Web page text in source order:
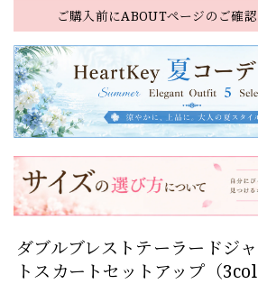
ご購入前にABOUTページのご確
ダブルブレストテーラードジ
トスカートセットアップ（